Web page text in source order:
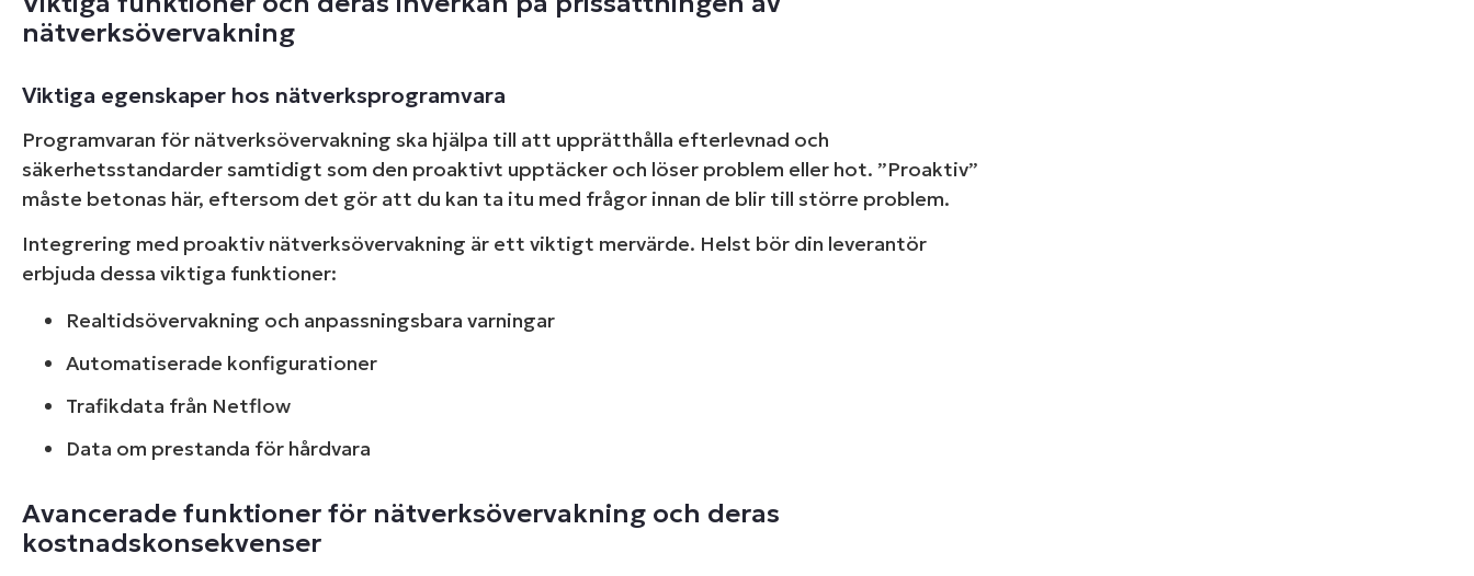
nätverksövervakning
Viktiga egenskaper hos nätverksprogramvara
Programvaran för nätverksövervakning ska hjälpa till att upprätthålla efterlevnad och
säkerhetsstandarder samtidigt som den proaktivt upptäcker och löser problem eller hot. ”Proaktiv”
måste betonas här, eftersom det gör att du kan ta itu med frågor innan de blir till större problem.
Integrering med proaktiv nätverksövervakning är ett viktigt mervärde. Helst bör din leverantör
erbjuda dessa viktiga funktioner:
Realtidsövervakning och anpassningsbara varningar
Automatiserade konfigurationer
Trafikdata från Netflow
Data om prestanda för hårdvara
Avancerade funktioner för nätverksövervakning och deras
kostnadskonsekvenser
email*
Country
Company
name*
förenklar IT-uppgifter som hantering av enheter, patchning, MDM,